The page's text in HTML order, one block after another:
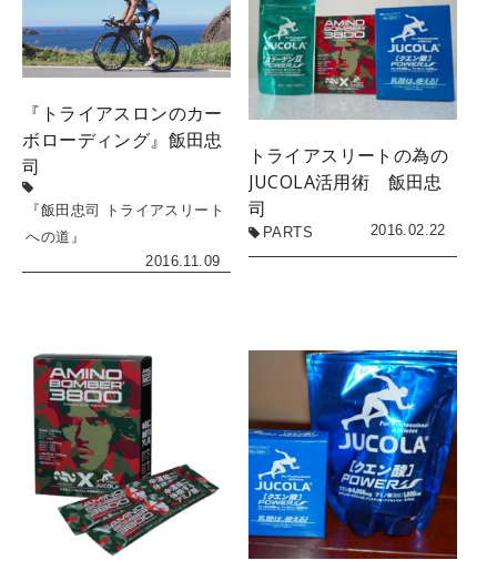
『トライアスロンのカー
ボローディング』飯田忠
司
『飯田忠司 トライアスリート
への道』
2016.11.09
トライアスリートの為の
JUCOLA活用術 飯田忠
司
PARTS 2016.02.22